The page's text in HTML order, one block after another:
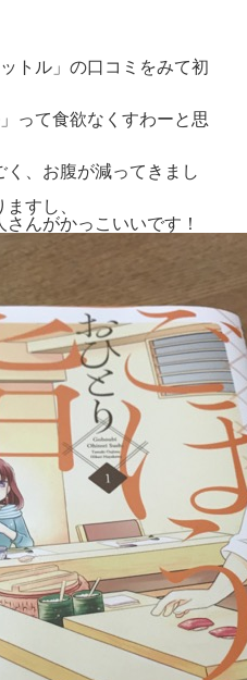
トル」の口コミをみて初
って食欲なくすわーと思
、お腹が減ってきまし
すし、
んがかっこいいです！